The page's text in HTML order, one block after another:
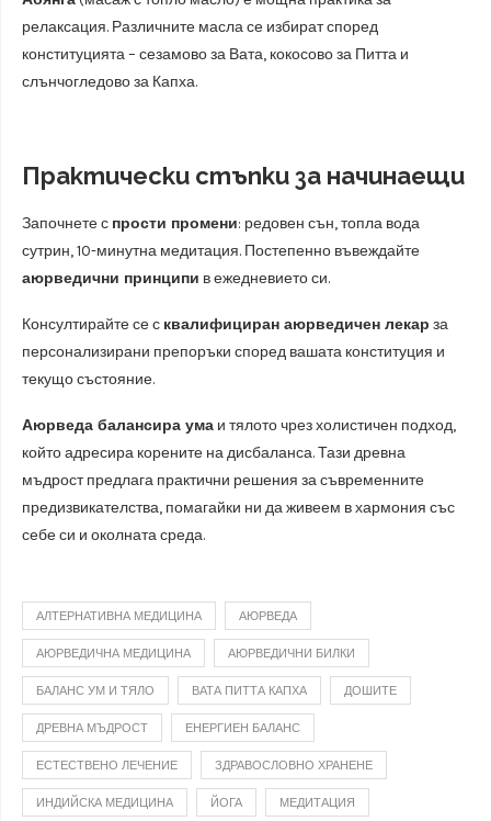
релаксация. Различните масла се избират според
конституцията – сезамово за Вата, кокосово за Питта и
слънчогледово за Капха.
Практически стъпки за начинаещи
Започнете с прости промени: редовен сън, топла вода
сутрин, 10-минутна медитация. Постепенно въвеждайте
аюрведични принципи в ежедневието си.
Консултирайте се с квалифициран аюрведичен лекар за
персонализирани препоръки според вашата конституция и
текущо състояние.
Аюрведа балансира ума и тялото чрез холистичен подход,
който адресира корените на дисбаланса. Тази древна
мъдрост предлага практични решения за съвременните
предизвикателства, помагайки ни да живеем в хармония със
себе си и околната среда.
АЛТЕРНАТИВНА МЕДИЦИНА АЮРВЕДА
АЮРВЕДИЧНА МЕДИЦИНА АЮРВЕДИЧНИ БИЛКИ
БАЛАНС УМ И ТЯЛО ВАТА ПИТТА КАПХА ДОШИТЕ
ДРЕВНА МЪДРОСТ ЕНЕРГИЕН БАЛАНС
ЕСТЕСТВЕНО ЛЕЧЕНИЕ ЗДРАВОСЛОВНО ХРАНЕНЕ
ИНДИЙСКА МЕДИЦИНА ЙОГА МЕДИТАЦИЯ